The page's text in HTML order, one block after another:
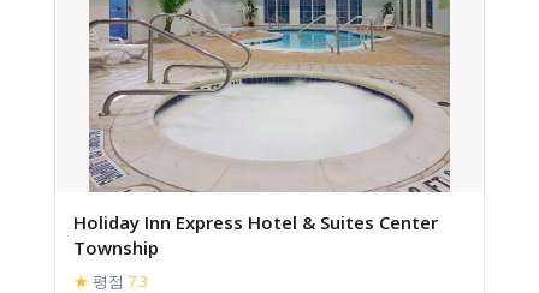
Holiday Inn Express Hotel & Suites Center
Township
★ 평점 7.3